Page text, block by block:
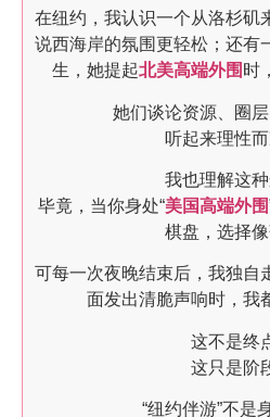
在纽约，我认识一个从洛杉矶
说西海岸的氛围更轻松；还有
生，她提起北美高端外围 时
她们谈论资源、圈层
听起来理性而
我也理解这种
毕竟，当你身处“美国高端外围
棋盘，选择像
可每一次夜晚结束后，我独自
面发出清脆声响时，
这不是终
这只是阶
“纽约伴游”不是